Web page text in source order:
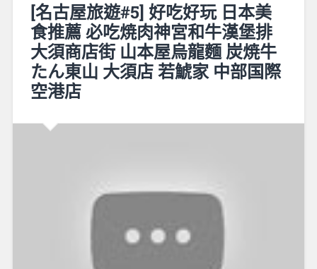
[名古屋旅遊#5] 好吃好玩 日本美
食推薦 必吃焼肉神宮和牛漢堡排
大須商店街 山本屋烏龍麵 炭焼牛
たん東山 大須店 若鯱家 中部国際
空港店